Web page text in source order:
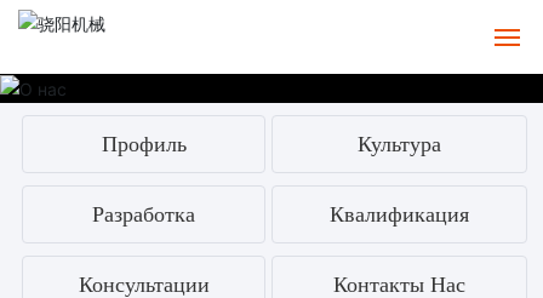
Главная
ПРОДУКЦИЯ
Профиль Культура
Разработка Квалификация
Консультации Контакты Нас